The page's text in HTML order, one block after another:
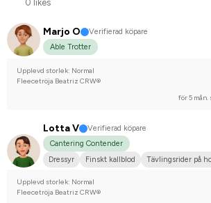
0 likes
Marjo O
Verifierad köpare
Able Trotter
Upplevd storlek: Normal
Fleecetröja Beatriz CRW®
för 5 mån.
Lotta V
Verifierad köpare
Cantering Contender
Dressyr
Finskt kallblod Tävlingsrider på
Upplevd storlek: Normal
Fleecetröja Beatriz CRW®